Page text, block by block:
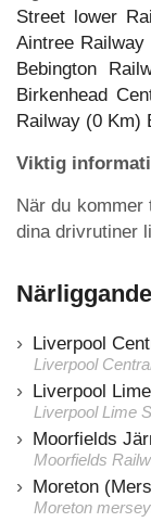
Street lower
Aintree Railway
Bebington
Birkenhead
Railway (0 Km)
Viktig
När du
dina drivrutiner
Liverpool
Liverpool
Liverpool
Liverpool Lime
Moorfields
Moorfields
Moreton
Moreton